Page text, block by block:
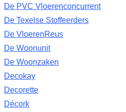
De PVC Vloerenconcurrent
De Texelse Stoffeerders
De VloerenReus
De Woonunit
De Woonzaken
Decokay
Decorette
Décork